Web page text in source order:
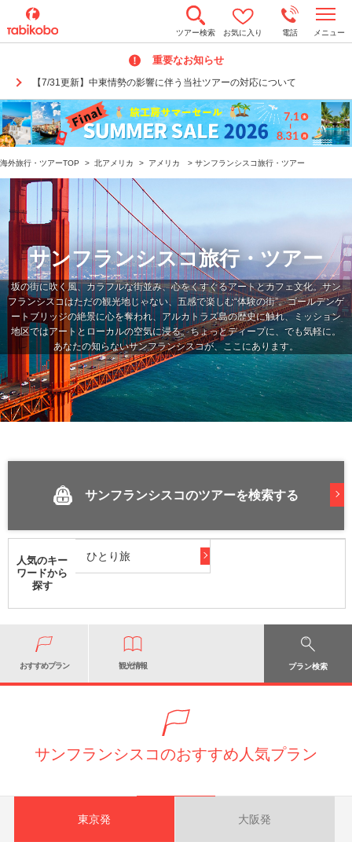
ツアー検索 お気に入り 電話 メニュー
重要なお知らせ
【7/31更新】中東情勢の影響に伴う当社ツアーの対応について
o
n
a
v
i
g
i
海外旅行・ツアーTOP > 北アメリカ > アメリカ > サンフランシスコ旅行・ツアー
サンフランシスコ旅行・ツアー
坂の街に吹く風、カラフルな街並み、心をくすぐるアートとカフェ文化。サン
フランシスコはただの観光地じゃない、五感で楽しむ“体験の街”。ゴールデンゲ
ートブリッジの絶景に心を奪われ、アルカトラズ島の歴史に触れ、ミッション
地区ではアートとローカルの空気に浸る。ちょっとディープに、でも気軽に。
あなたの知らないサンフランシスコが、ここにあります。
サンフランシスコのツアーを検索する
人気のキー
ワードから
探す
ひとり旅
おすすめプラン 観光情報 プラン検索
サンフランシスコのおすすめ人気プラン
東京発 大阪発